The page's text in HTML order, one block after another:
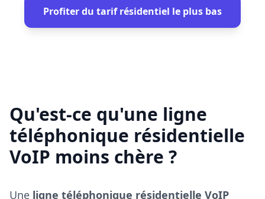
Profiter du tarif résidentiel le plus bas
Qu'est-ce qu'une ligne
téléphonique résidentielle
VoIP moins chère ?
Une ligne téléphonique résidentielle VoIP